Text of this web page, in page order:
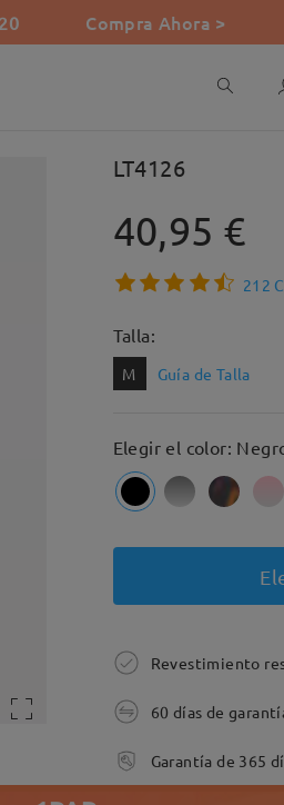
Compra Ahora >
LT4126
40,95 €
212
Talla:
M Guía de Talla
Elegir el color:
Revestimiento
60 días de
Garantía de 365